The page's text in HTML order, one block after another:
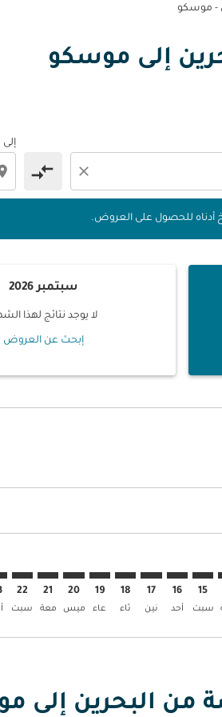
- موسكو
إلى موسكو
close
compare_arrows
إلى
أدناه للحصول على العروض.
أدناه للحصول على العروض.
سبتمبر 2026
لا يوجد نتائج لهذا
إبحث عن العروض
15
سبت
16
أحد
17
نين
18
ثاء
19
عاء
20
ميس
21
معة
22
سبت
من البحرين إلى